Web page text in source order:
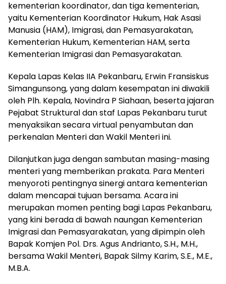
kementerian koordinator, dan tiga kementerian,
yaitu Kementerian Koordinator Hukum, Hak Asasi
Manusia (HAM), Imigrasi, dan Pemasyarakatan,
Kementerian Hukum, Kementerian HAM, serta
Kementerian Imigrasi dan Pemasyarakatan.
Kepala Lapas Kelas IIA Pekanbaru, Erwin Fransiskus
Simangunsong, yang dalam kesempatan ini diwakili
oleh Plh. Kepala, Novindra P Siahaan, beserta jajaran
Pejabat Struktural dan staf Lapas Pekanbaru turut
menyaksikan secara virtual penyambutan dan
perkenalan Menteri dan Wakil Menteri ini.
Dilanjutkan juga dengan sambutan masing-masing
menteri yang memberikan prakata. Para Menteri
menyoroti pentingnya sinergi antara kementerian
dalam mencapai tujuan bersama. Acara ini
merupakan momen penting bagi Lapas Pekanbaru,
yang kini berada di bawah naungan Kementerian
Imigrasi dan Pemasyarakatan, yang dipimpin oleh
Bapak Komjen Pol. Drs. Agus Andrianto, S.H., M.H.,
bersama Wakil Menteri, Bapak Silmy Karim, S.E., M.E.,
M.B.A.